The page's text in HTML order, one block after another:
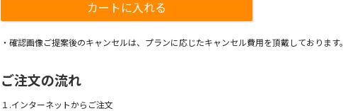
・確認画像ご提案後のキャンセルは、プランに応じたキャンセル費用を頂戴しております。
ご注文の流れ
１.インターネットからご注文